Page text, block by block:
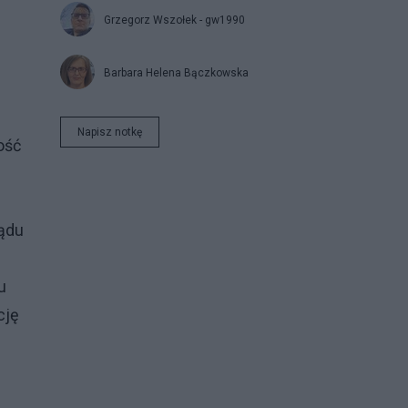
Grzegorz Wszołek - gw1990
Barbara Helena Bączkowska
Napisz notkę